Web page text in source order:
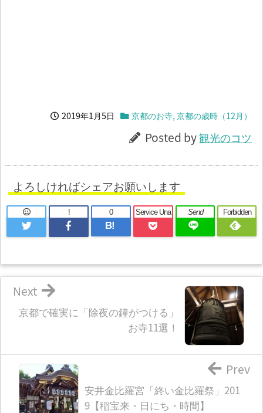
2019年1月5日 京都のお寺,京都の歳時（12月）
Posted by観光のコツ
よろしければシェアお願いします
!
B!
0 Service Una Send Forbidden
京都で確実に「除夜の鐘がつける」
お寺11選！
Next
安井金比羅宮「終い金比羅祭」201
9【稲宝来・日にち・時間】
Prev